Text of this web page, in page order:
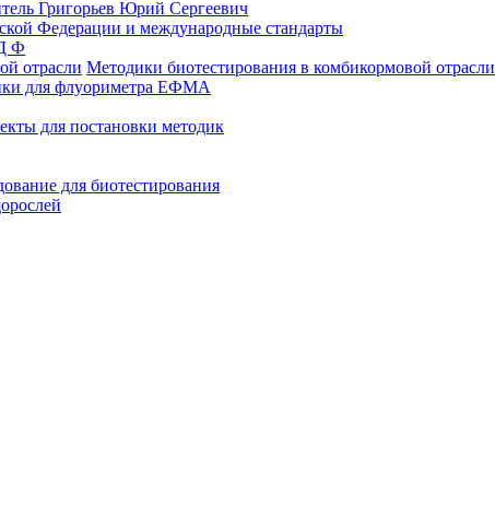
Григорьев Юрий Сергеевич
Федерации и международные стандарты
Ф
Методики биотестирования в комбикормовой отрасли
для флуориметра ЕФМА
для постановки методик
для биотестирования